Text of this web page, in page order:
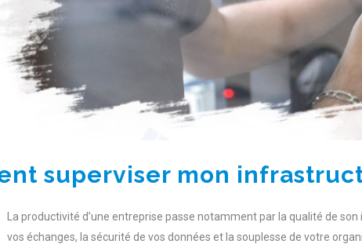
superviser mon
La productivité d’une entreprise passe notamment par la qualité de
vos échanges, la sécurité de vos données et la souplesse de votre